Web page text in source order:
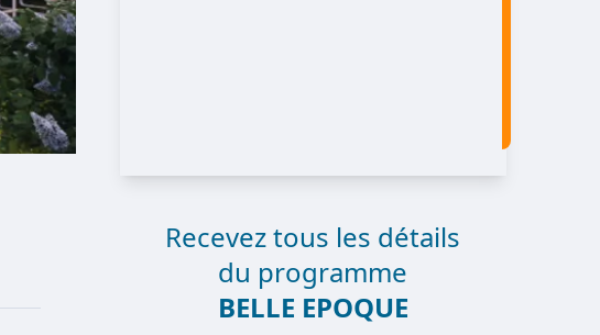
Recevez tous les détails
du programme
BELLE EPOQUE